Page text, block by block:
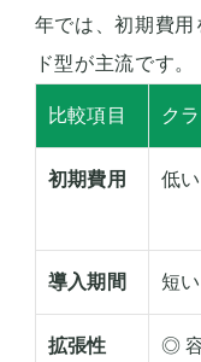
年では、初期費用
ド型が主流です。
比較項目 ク
初期費用 低
導入期間 短
拡張性 ◎